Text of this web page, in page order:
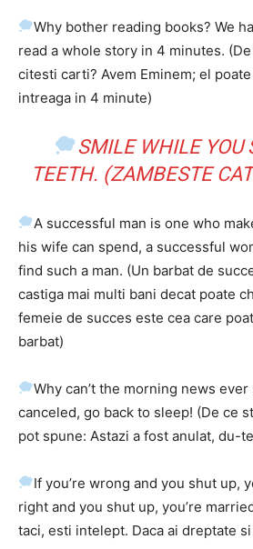
Why bother reading books? We
read a whole story in 4 minutes.
citesti carti? Avem Eminem; el
intreaga in 4 minute)
SMILE WHILE YOU
TEETH. (ZAMBESTE
A successful man is one who
his wife can spend, a successful
find such a man. (Un barbat de
castiga mai multi bani decat poate
femeie de succes este cea care
barbat)
Why can’t the morning news
canceled, go back to sleep! (De ce
pot spune: Astazi a fost anulat, du-
If you’re wrong and you shut up,
right and you shut up, you’re
taci, esti intelept. Daca ai dreptate